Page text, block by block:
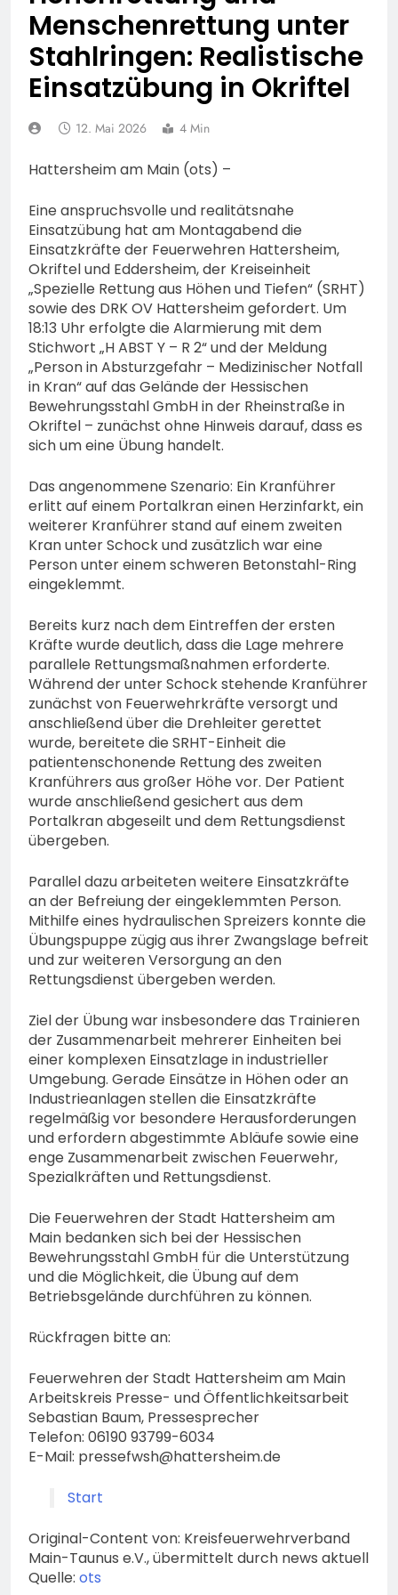
Fahrradcodierung /
Anmeldung erforderlich
POL-OF:
Vermisstensuche: Polizei
bittet um Hinweise zum
Aufenthalt von Ricardo
Zaragoza Gonzalez
7. August 2026
POL-OH: Fahndung nach
vermisstem Michael S.
aus Rotenburg a.d. Fulda
HZA-F: Frankfurter
Schwarzarbeit führt an
Gastro- und
Sicherheitsgewerbe durch
7. August 2026
Polizeipräsidium
Osthessen Jubiläumsfest
am Samstag, 15. August
(11-18 Uhr)- Bürgerinnen
und Bürger erhalten
spannende Einblicke in die
Polizeiarbeit
7. August 2026
Mittelhessen: MARBURG-
BIEDENKOPF: Satz Räder
gefunden – Polizei bittet
um Mithilfe
6. August 2026
POL-OH: Die Polizeistation
Lauterbach hat einen
neuen Leiter:
Amtseinführung von
Markus Höfer
6. August 2026
POL-HR: Folgemeldung:
74-jähriger Claus-Peter
H. weiterhin vermisst –
Erneute Veröffentlichung
6. August 2026
Menschenrettung unter
Stahlringen: Realistische
Einsatzübung in Okriftel
12. Mai 2026 4 Min
Hattersheim am Main (ots) –
Eine anspruchsvolle und realitätsnahe
Einsatzübung hat am Montagabend die
Einsatzkräfte der Feuerwehren Hattersheim,
Okriftel und Eddersheim, der Kreiseinheit
„Spezielle Rettung aus Höhen und Tiefen“ (SRHT)
sowie des DRK OV Hattersheim gefordert. Um
18:13 Uhr erfolgte die Alarmierung mit dem
Stichwort „H ABST Y – R 2“ und der Meldung
„Person in Absturzgefahr – Medizinischer Notfall
in Kran“ auf das Gelände der Hessischen
Bewehrungsstahl GmbH in der Rheinstraße in
Okriftel – zunächst ohne Hinweis darauf, dass es
sich um eine Übung handelt.
Das angenommene Szenario: Ein Kranführer
erlitt auf einem Portalkran einen Herzinfarkt, ein
weiterer Kranführer stand auf einem zweiten
Kran unter Schock und zusätzlich war eine
Person unter einem schweren Betonstahl-Ring
eingeklemmt.
Bereits kurz nach dem Eintreffen der ersten
Kräfte wurde deutlich, dass die Lage mehrere
parallele Rettungsmaßnahmen erforderte.
Während der unter Schock stehende Kranführer
zunächst von Feuerwehrkräfte versorgt und
anschließend über die Drehleiter gerettet
wurde, bereitete die SRHT-Einheit die
patientenschonende Rettung des zweiten
Kranführers aus großer Höhe vor. Der Patient
wurde anschließend gesichert aus dem
Portalkran abgeseilt und dem Rettungsdienst
übergeben.
Parallel dazu arbeiteten weitere Einsatzkräfte
an der Befreiung der eingeklemmten Person.
Mithilfe eines hydraulischen Spreizers konnte die
Übungspuppe zügig aus ihrer Zwangslage befreit
und zur weiteren Versorgung an den
Rettungsdienst übergeben werden.
Ziel der Übung war insbesondere das Trainieren
der Zusammenarbeit mehrerer Einheiten bei
einer komplexen Einsatzlage in industrieller
Umgebung. Gerade Einsätze in Höhen oder an
Industrieanlagen stellen die Einsatzkräfte
regelmäßig vor besondere Herausforderungen
und erfordern abgestimmte Abläufe sowie eine
enge Zusammenarbeit zwischen Feuerwehr,
Spezialkräften und Rettungsdienst.
Die Feuerwehren der Stadt Hattersheim am
Main bedanken sich bei der Hessischen
Bewehrungsstahl GmbH für die Unterstützung
und die Möglichkeit, die Übung auf dem
Betriebsgelände durchführen zu können.
Rückfragen bitte an:
Feuerwehren der Stadt Hattersheim am Main
Arbeitskreis Presse- und Öffentlichkeitsarbeit
Sebastian Baum, Pressesprecher
Telefon: 06190 93799-6034
E-Mail: pressefwsh@hattersheim.de
Start
Original-Content von: Kreisfeuerwehrverband
Main-Taunus e.V., übermittelt durch news aktuell
Quelle: ots